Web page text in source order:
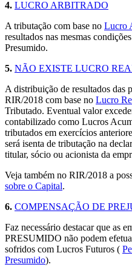
4. LUCRO ARBITRADO
A tributação com base no Lucro
resultados nas mesmas
Presumido.
5. NÃO EXISTE LUCRO
A distribuição de resultados das
RIR/2018 com base no Lucro
Tributado. Eventual valor
contabilizado como Lucros
tributados em exercícios
será isenta de tributação na
titular, sócio ou acionista da
Veja também no RIR/2018 a
sobre o Capital.
6. COMPENSAÇÃO DE
Faz necessário destacar que as
PRESUMIDO não podem
sofridos com Lucros Futuros (
Presumido).